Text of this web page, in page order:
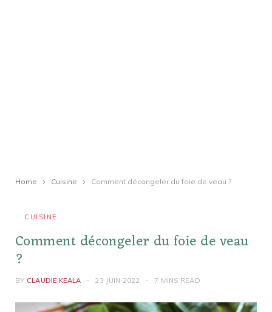
Home Cuisine Comment décongeler du foie de veau ?
CUISINE
Comment décongeler du foie de veau
?
BY CLAUDIE KEALA 23 JUIN 2022 7 MINS READ